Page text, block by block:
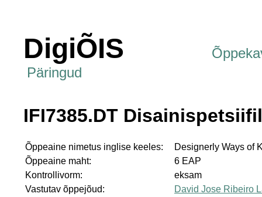
DigiÕIS
Päringud
IFI7385.DT
Õppeaine nimetus inglise keeles:
Designerly Ways of
Õppeaine maht:
6 EAP
Kontrollivorm:
eksam
Vastutav õppejõud:
David Jose Ribeiro